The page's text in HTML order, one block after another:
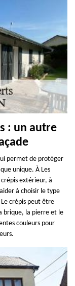
: un autre
permet de protéger
unique. À Les
extérieur, à
à choisir le type
crépis peut être
brique, la pierre et le
couleurs pour